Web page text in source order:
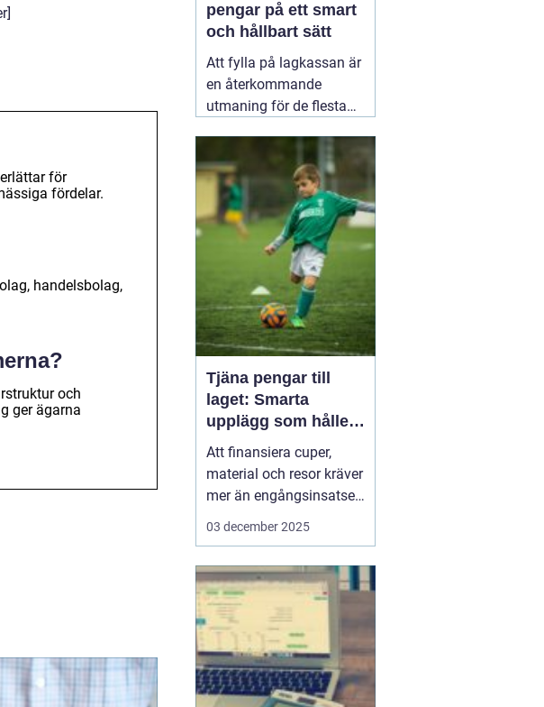
för
fördelar.
handelsbolag,
och
ger ägarna
pengar på ett smart
och hållbart sätt
Att fylla på lagkassan är
en återkommande
utmaning för de flesta
träningsläger, material,
domarkostnader och
resor äter snabbt upp
pengarna. Många söker
därför enkla och tydliga
20 januari 2026
Tjäna pengar till
laget: Smarta
upplägg som håller i
längden
Att finansiera cuper,
material och resor kräver
mer än engångsinsatser.
Många lag väljer idag
och lojala kunder. Fokus
ligger på vardagsvaror,
tydlig pl...
03 december 2025